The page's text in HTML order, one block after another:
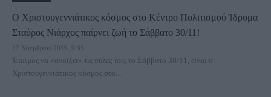
Ο Χριστουγεννιάτικος κόσμος στο Κέντρο Πολιτισμού Ίδρυμα
Σταύρος Νιάρχος παίρνει ζωή το Σάββατο 30/11!
27 Νοεμβρίου 2019, 9:35
Έτοιμος να «ανοίξει» τις πύλες του, το Σάββατο 30/11, είναι ο
Χριστουγεννιάτικος κόσμος στο...